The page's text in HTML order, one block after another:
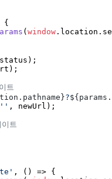
{
( window . location .
status );
);
트
?
'' , newUrl);
트
, () => {